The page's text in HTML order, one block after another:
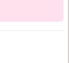
クルート限
にすぐに変え
トのサービ
うな。